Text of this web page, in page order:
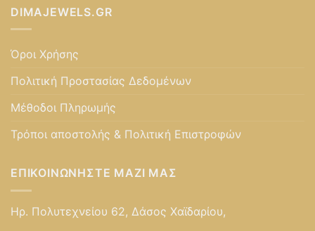
DIMAJEWELS.GR
Όροι Χρήσης
Πολιτική Προστασίας Δεδομένων
Μέθοδοι Πληρωμής
Τρόποι αποστολής & Πολιτική Επιστροφών
ΕΠΙΚΟΙΝΩΝΉΣΤΕ ΜΑΖΊ ΜΑΣ
Ηρ. Πολυτεχνείου 62, Δάσος Χαϊδαρίου,